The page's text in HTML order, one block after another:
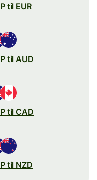
til EUR
til AUD
til CAD
til NZD